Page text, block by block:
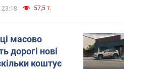
57,5 т.
масово
дорогі нові
коштує